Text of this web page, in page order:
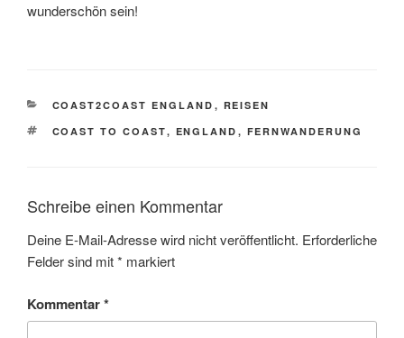
wunderschön sein!
KATEGORIEN
COAST2COAST ENGLAND , REISEN
SCHLAGWÖRTER
COAST TO COAST, ENGLAND , FERNWANDERUNG
Schreibe einen Kommentar
Deine E-Mail-Adresse wird nicht veröffentlicht. Erforderliche
Felder sind mit* markiert
Kommentar*